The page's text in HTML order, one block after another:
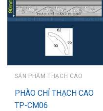
SẢN PHẨM THẠCH CAO
PHÀO CHỈ THẠCH CAO
TP-CM06